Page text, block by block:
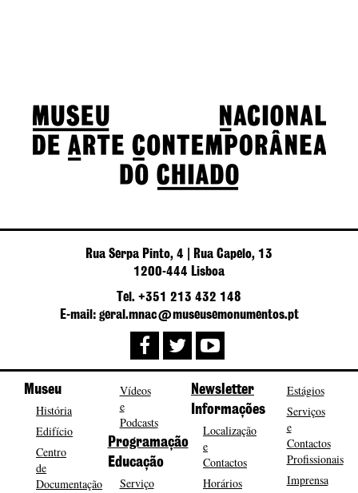
Rua Serpa Pinto, 4 | Rua Capelo, 13
1200-444 Lisboa
Tel. +351 213 432 148
E-mail: geral.mnac@museusemonumentos.pt
Museu
História
Edifício
Centro
de
Documentação
Vídeos
e
Podcasts
Programação
Educação
Serviço
Newsletter
Informações
Localização
e
Contactos
Horários
Estágios
Serviços
e
Contactos
Profissionais
Imprensa